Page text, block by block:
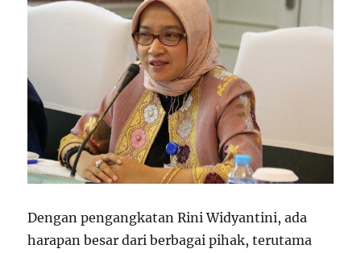
Dengan pengangkatan Rini Widyantini, ada
harapan besar dari berbagai pihak, terutama